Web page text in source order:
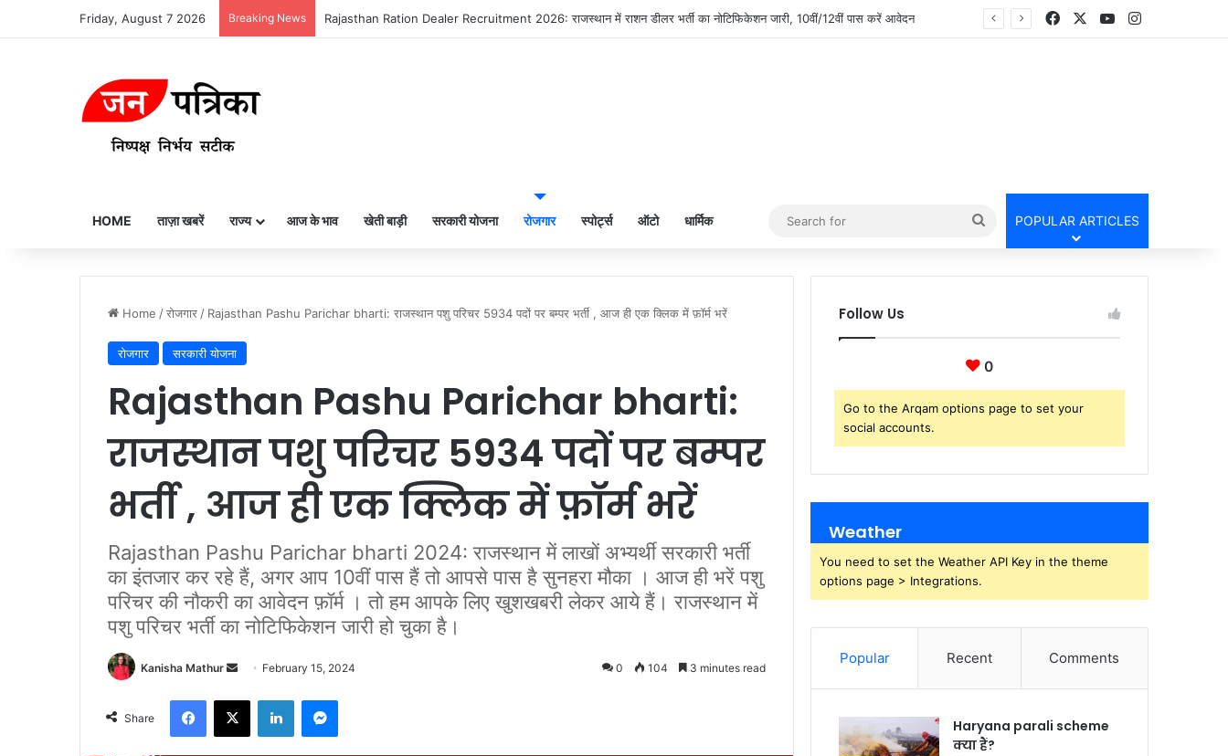
Friday, August 7 2026 Breaking News Lashkar-e-Tayyiba और Jaish-e-Mohammed: भारत में आतंकवादी हमलों के मास्टरमाइंड FacebookYouTubeInstagram
HOME ताज़ा खबरें राज्य आज के भाव खेती बाड़ी सरकारी योजना रोजगार स्पोर्ट्स ऑटो धार्मिक
SearchPOPULAR ARTICLES
Home /रोजगार / Rajasthan Pashu Parichar bharti: राजस्थान पशु परिचर 5934 पदों पर बम्पर भर्ती , आज ही एक क्लिक में फ़ॉर्म भरें
रोजगार सरकारी योजना
Rajasthan Pashu Parichar bharti:
राजस्थान पशु परिचर 5934 पदों पर बम्पर
भर्ती , आज ही एक क्लिक में फ़ॉर्म भरें
Rajasthan Pashu Parichar bharti 2024: राजस्थान में लाखों अभ्यर्थी सरकारी भर्ती
का इंतजार कर रहे हैं, अगर आप 10वीं पास हैं तो आपसे पास है सुनहरा मौका । आज ही भरें पशु
परिचर की नौकरी का आवेदन फ़ॉर्म । तो हम आपके लिए खुशखबरी लेकर आये हैं। राजस्थान में
पशु परिचर भर्ती का नोटिफिकेशन जारी हो चुका है।
Kanisha Mathur
Send
email
February 15, 2024 0 104 3 minutes read
Share
Facebook
X LinkedInMessenger
Follow Us
0
Go to the Arqam options page to set your
social accounts.
Weather
You need to set the Weather API Key in the theme
options page > Integrations.
Popular Recent Comments
Haryana parali scheme
क्या हैं?